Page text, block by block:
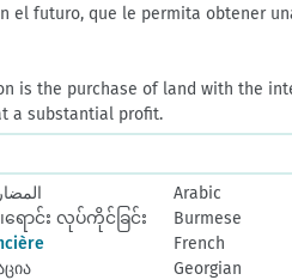
el futuro, que le permita obtener
is the purchase of land with the
a substantial profit.
Arabic
ရောင်း လုပ်ကိုင်ခြင်း
Burmese
French
Georgian